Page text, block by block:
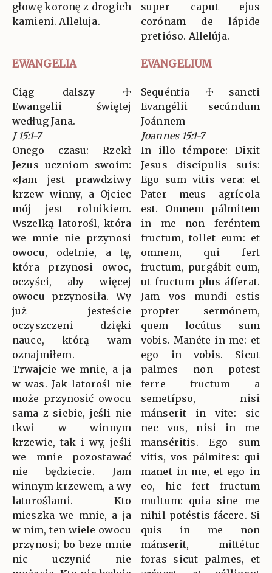
głowę koronę z drogich
kamieni. Alleluja.
super caput ejus
corónam de lápide
pretióso. Allelúja.
EWANGELIA EVANGELIUM
Ciąg dalszy ☩
Ewangelii świętej
według Jana.
J 15:1-7
Onego czasu: Rzekł
Jezus uczniom swoim:
«Jam jest prawdziwy
krzew winny, a Ojciec
mój jest rolnikiem.
Wszelką latorośl, która
we mnie nie przynosi
owocu, odetnie, a tę,
która przynosi owoc,
oczyści, aby więcej
owocu przynosiła. Wy
już jesteście
oczyszczeni dzięki
nauce, którą wam
oznajmiłem.
Trwajcie we mnie, a ja
w was. Jak latorośl nie
może przynosić owocu
sama z siebie, jeśli nie
tkwi w winnym
krzewie, tak i wy, jeśli
we mnie pozostawać
nie będziecie. Jam
winnym krzewem, a wy
latoroślami. Kto
mieszka we mnie, a ja
w nim, ten wiele owocu
przynosi; bo beze mnie
nic uczynić nie
Sequéntia ☩ sancti
Evangélii secúndum
Joánnem
Joannes 15:1-7
In illo témpore: Dixit
Jesus discípulis suis:
Ego sum vitis vera: et
Pater meus agrícola
est. Omnem pálmitem
in me non feréntem
fructum, tollet eum: et
omnem, qui fert
fructum, purgábit eum,
ut fructum plus áfferat.
Jam vos mundi estis
propter sermónem,
quem locútus sum
vobis. Manéte in me: et
ego in vobis. Sicut
palmes non potest
ferre fructum a
semetípso, nisi
mánserit in vite: sic
nec vos, nisi in me
manséritis. Ego sum
vitis, vos pálmites: qui
manet in me, et ego in
eo, hic fert fructum
multum: quia sine me
nihil potéstis fácere. Si
quis in me non
mánserit, mittétur
foras sicut palmes, et